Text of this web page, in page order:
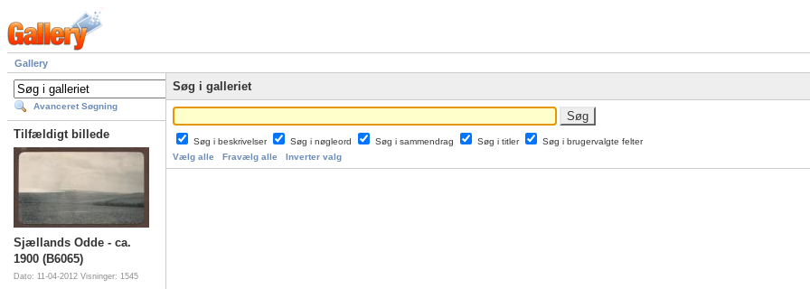
Gallery
Avanceret Søgning
Tilfældigt billede
Sjællands Odde - ca.
1900 (B6065)
Dato: 11-04-2012 Visninger: 1545
Søg i galleriet
Søg i beskrivelser Søg i nøgleord Søg i sammendrag Søg i titler
Søg i brugervalgte felter
Vælg alle
Fravælg alle Inverter valg